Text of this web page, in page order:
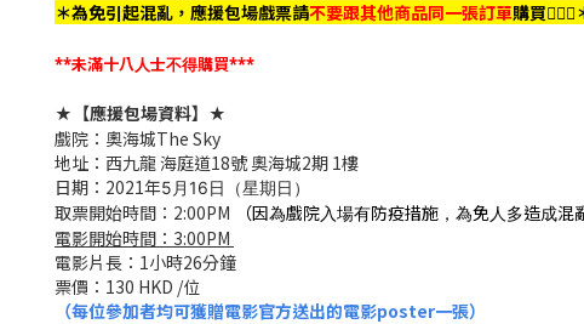
＊為免引起混亂，應援包場戲票請不要跟其他商品同一張訂單購買🙇🏻‍♀️
**未滿十八人士不得購買***
★【應援包場資料】★
戲院：奧海城The Sky
地址：西九龍 海庭道18號 奧海城2期 1樓
日期：2021年5月16日（星期日）
取票開始時間：2:00PM （因為戲院入場有防疫措施，為免人多造成混
電影開始時間：3:00PM
電影片長：1小時26分鐘
票價：130 HKD /位
（每位參加者均可獲贈電影官方送出的電影poster一張）